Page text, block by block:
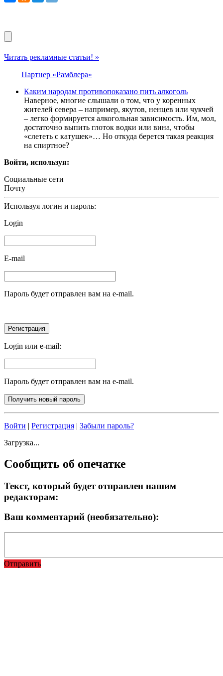
Читать рекламные статьи! »
Партнер «Рамблера»
Каким народам противопоказано пить алкоголь
Наверное, многие слышали о том, что у коренных
жителей севера – например, якутов, ненцев или чукчей
– легко формируется алкогольная зависимость. Им, мол,
достаточно выпить глоток водки или вина, чтобы
«слететь с катушек»… Но откуда берется такая реакция
на спиртное?
Войти, используя:
Социальные сети
Почту
Используя логин и пароль:
Login
E-mail
Пароль будет отправлен вам на e-mail.
Login или e-mail:
Пароль будет отправлен вам на e-mail.
Войти | Регистрация | Забыли пароль?
Загрузка...
Сообщить об опечатке
Текст, который будет отправлен нашим
редакторам:
Ваш комментарий (необязательно):
Отправить